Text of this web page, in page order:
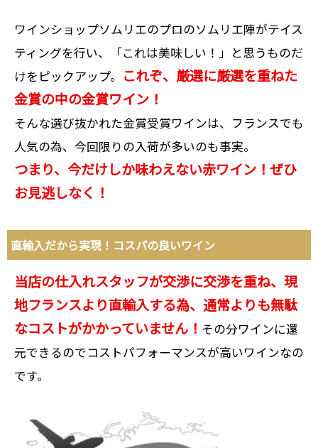
ワインショップソムリエのプロのソムリエ陣がテイス
ティングを行い、「これは美味しい！」と思うものだ
けをピックアップ。 これぞ、厳選に厳選を重ねた
金賞の中の金賞ワイン！
そんな選び抜かれた金賞受賞ワインは、フランスでも
人気の為、今回限りの入荷が多いのも事実。
つまり、今だけしか味わえない赤ワイン！ぜひ
お見逃しなく！
直輸入だから実現！コスパの良いワイン
当店の仕入れスタッフが交渉に交渉を重ね、現
地フランスより直輸入する為、通常よりも無駄
なコストがかかっていません！ その分ワインに還
元できるのでコストパフォーマンスが高いワインなの
です。